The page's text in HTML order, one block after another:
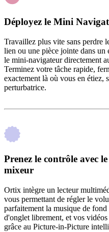
Déployez le Mini
Travaillez plus vite sans perdre
lien ou une pièce jointe dans
le mini-navigateur directement
Terminez votre tâche rapide,
exactement là où vous en étiez,
perturbatrice.
Prenez le contrôle avec
mixeur
Ortix intègre un lecteur
vous permettant de régler le
parfaitement la musique de
d'onglet librement, et vos
grâce au Picture-in-Picture